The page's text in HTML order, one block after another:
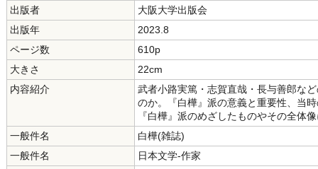
出版者
大阪大学出版会
出版年
2023.8
ページ数
610p
大きさ
22cm
内容紹介
武者小路実篤・志賀直哉・長与善郎な
のか。『白樺』派の意義と重要性、当
『白樺』派のめざしたものやその全体
一般件名
白樺(雑誌)
一般件名
日本文学-作家